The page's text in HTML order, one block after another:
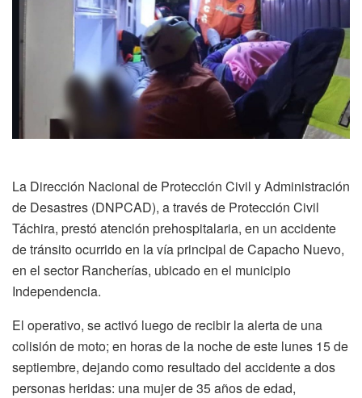
La Dirección Nacional de Protección Civil y Administración
de Desastres (DNPCAD), a través de Protección Civil
Táchira, prestó atención prehospitalaria, en un accidente
de tránsito ocurrido en la vía principal de Capacho Nuevo,
en el sector Rancherías, ubicado en el municipio
Independencia.
El operativo, se activó luego de recibir la alerta de una
colisión de moto; en horas de la noche de este lunes 15 de
septiembre, dejando como resultado del accidente a dos
personas heridas: una mujer de 35 años de edad,